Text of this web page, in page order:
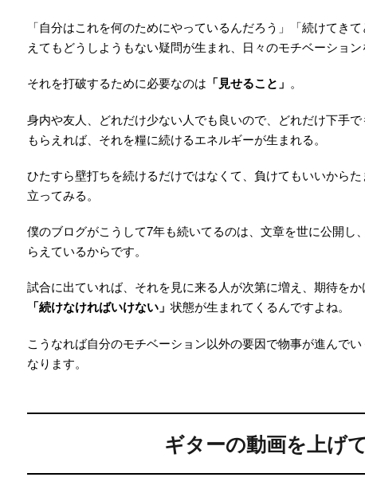
「自分はこれを何のためにやっているんだろう」「続けてき
えてもどうしようもない疑問が生まれ、日々のモチベーション
それを打破するために必要なのは 「見せること」 。
身内や友人、どれだけ少ない人でも良いので、どれだけ下手
もらえれば、それを糧に続けるエネルギーが生まれる。
ひたすら壁打ちを続けるだけではなくて、負けてもいいから
立ってみる。
僕のブログがこうして7年も続いてるのは、文章を世に公開し
らえているからです。
試合に出ていれば、それを見に来る人が次第に増え、期待を
「続けなければいけない」 状態が生まれてくるんですよね。
こうなれば自分のモチベーション以外の要因で物事が進んで
なります。
ギターの動画を上げ